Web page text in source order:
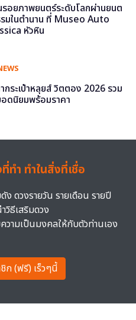
อยภาพยนตร์ระดับโลกผ่านยนต
มในตำนาน ที่ Museo Auto
หัวหิน
กระเป๋าหลุยส์ วิตตอง 2026 รวม
ดนิยมพร้อมราคา
ทำ ทำในสิ่งที่เชื่อ
ง ดวงรายวัน รายเดือน รายปี
วิธีเสริมดวง
วามเป็นมงคลให้กับตัวท่านเอง
ก (ฟรี) เร็วๆนี้